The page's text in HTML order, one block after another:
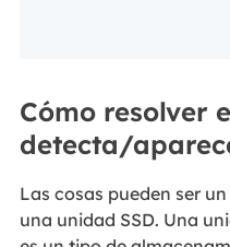
Cómo resolver
detecta/
Las cosas pueden ser
una unidad SSD. Una